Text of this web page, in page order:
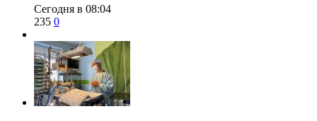
Сегодня в 08:04
235 0